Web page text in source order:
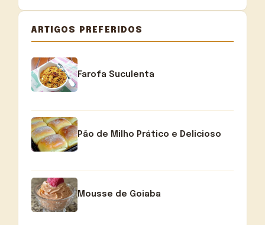
ARTIGOS PREFERIDOS
Farofa Suculenta
Pão de Milho Prático e Delicioso
Mousse de Goiaba